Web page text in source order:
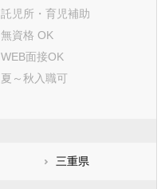
知多郡東浦町
額田郡幸田町
北設楽郡東栄町
託児所・育児補助
無資格 OK
WEB面接OK
夏～秋入職可
三重県